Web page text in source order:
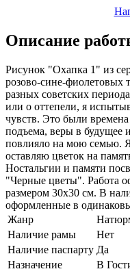
Описание
Рисунок "Охапка 1" из
розово-сине-фиолетовых
разных советских
или о оттепели, я
чувств. Это были
подъема, веры в будущее
повлияло на мою семью.
оставляю цветок на
Ностальгии и памяти
"Черные цветы". Работа
размером 30х30 см. В
оформленные в
Жанр
Наличие рамы
Нет
Наличие паспарту Да
Назначение
В